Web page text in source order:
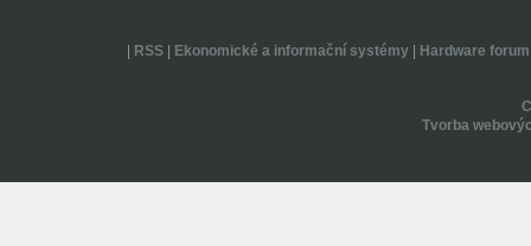
RSS| Ekonomické a informační systémy| Hardware forum
Tvorba